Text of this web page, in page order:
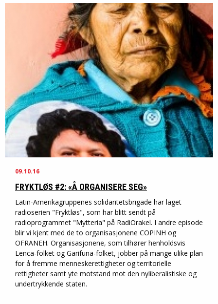
09.10.16
FRYKTLØS #2: «Å ORGANISERE SEG»
Latin-Amerikagruppenes solidaritetsbrigade har laget
radioserien "Fryktløs", som har blitt sendt på
radioprogrammet "Mytteria" på RadiOrakel. I andre episode
blir vi kjent med de to organisasjonene COPINH og
OFRANEH. Organisasjonene, som tilhører henholdsvis
Lenca-folket og Garifuna-folket, jobber på mange ulike plan
for å fremme menneskerettigheter og territorielle
rettigheter samt yte motstand mot den nyliberalistiske og
undertrykkende staten.